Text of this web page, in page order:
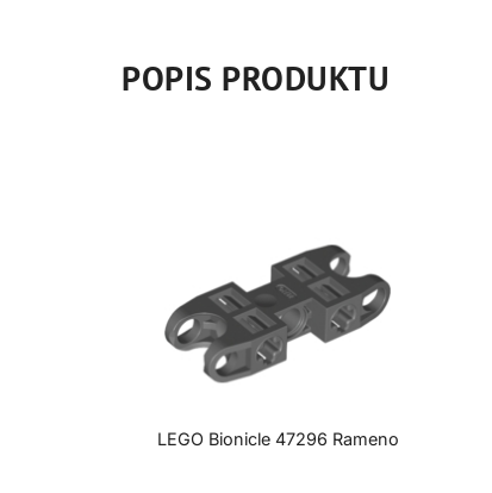
POPIS PRODUKTU
LEGO Bionicle 47296 Rameno